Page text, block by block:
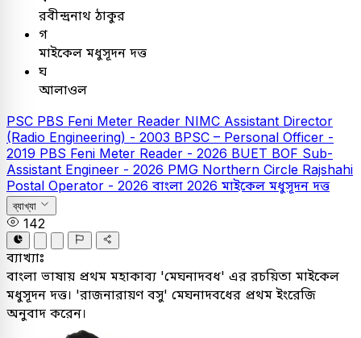
রবীন্দ্রনাথ ঠাকুর
গ
মাইকেল মধুসূদন দত্ত
ঘ
আলাওল
PSC PBS Feni Meter Reader NIMC Assistant Director
(Radio Engineering) - 2003 BPSC – Personal Officer -
2019 PBS Feni Meter Reader - 2026 BUET BOF Sub-
Assistant Engineer - 2026 PMG Northern Circle Rajshahi
Postal Operator - 2026 বাংলা 2026 মাইকেল মধুসূদন দত্ত
ব্যাখ্যা
142
ব্যাখ্যাঃ
বাংলা ভাষায় প্রথম মহাকাব্য 'মেঘনাদবধ' এর রচয়িতা মাইকেল
মধুসূদন দত্ত। 'রাজনারায়ণ বসু' মেঘনাদবধের প্রথম ইংরেজি
অনুবাদ করেন।